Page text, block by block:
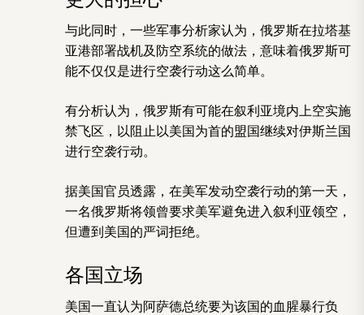
与此同时，一些军事分析家认为，俄罗斯在拉塔基
亚港部署战机及防空系统的做法，意味着俄罗斯可
能不仅仅是进行空袭行动这么简单。
有分析认为，俄罗斯有可能在叙利亚境内上空实施
禁飞区，以阻止以美国为首的盟国继续对伊斯兰国
进行空袭行动。
据美国官员透露，在美军发动空袭行动的第一天，
一名俄罗斯将领曾要求美军避免进入叙利亚领空，
但遭到美国的严词拒绝。
各国立场
美国一直认为阿萨德总统要为该国的血腥暴行负